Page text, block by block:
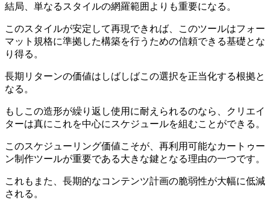
結局、単なるスタイルの網羅範囲よりも重要になる。
このスタイルが安定して再現できれば、このツールはフォー
マット規格に準拠した構築を行うための信頼できる基礎とな
り得る。
長期リターンの価値はしばしばこの選択を正当化する根拠と
なる。
もしこの造形が繰り返し使用に耐えられるのなら、クリエイ
ターは真にこれを中心にスケジュールを組むことができる。
このスケジューリング価値こそが、再利用可能なカートゥー
ン制作ツールが重要である大きな鍵となる理由の一つです。
これもまた、長期的なコンテンツ計画の脆弱性が大幅に低減
される。